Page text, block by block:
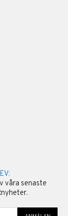
våra senaste